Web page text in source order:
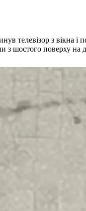
телевізор з вікна
з шостого поверху